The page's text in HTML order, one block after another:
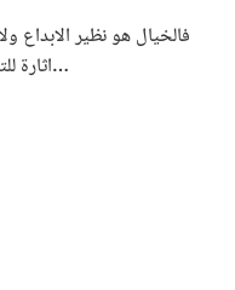
فالخيال هو نظير الابداع
اثارة للتخيل فهو تعليم يحتاج الى اعادة النظر فيه…